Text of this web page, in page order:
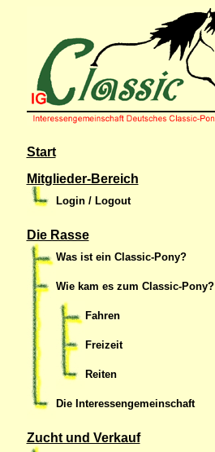
Start
Mitglieder-Bereich
Login / Logout
Die Rasse
Was ist ein Classic-Pony?
Wie kam es zum Classic-Pony?
Fahren
Freizeit
Reiten
Die Interessengemeinschaft
Zucht und Verkauf